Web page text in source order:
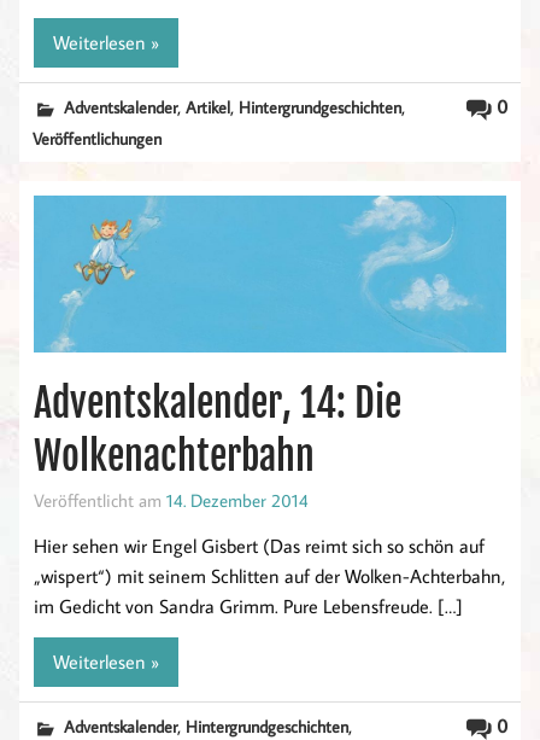
Weiterlesen »
0
Adventskalender,Artikel, Hintergrundgeschichten,
Veröffentlichungen
Adventskalender, 14: Die
Wolkenachterbahn
Veröffentlicht am 14. Dezember 2014
Hier sehen wir Engel Gisbert (Das reimt sich so schön auf
„wispert“) mit seinem Schlitten auf der Wolken-Achterbahn,
im Gedicht von Sandra Grimm. Pure Lebensfreude. […]
Weiterlesen »
0
Adventskalender, Hintergrundgeschichten,